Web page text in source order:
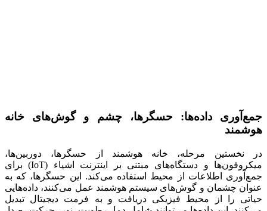
جمع‌آوری داده‌ها: حسگرها، چشم و گوش‌های خانه
هوشمند
در نخستین مرحله، خانه هوشمند از حسگرها، دوربین‌ها،
میکروفون‌ها و دستگاه‌های مبتنی بر اینترنت اشیاء (IoT) برای
جمع‌آوری اطلاعات از محیط استفاده می‌کند. این حسگرها، که به
عنوان چشمان و گوش‌های سیستم هوشمند عمل می‌کنند، داده‌هایی
حیاتی را از محیط فیزیکی دریافت و به فرمت دیجیتال تبدیل